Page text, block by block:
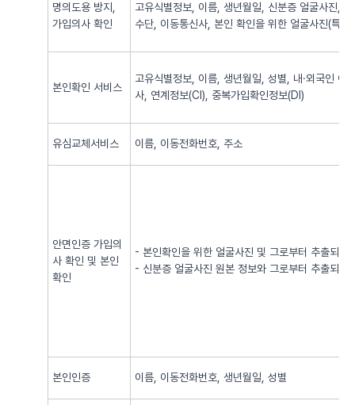
명의도용 방지,
가입의사 확인
고유식별정보, 이름, 생년월일, 신분증 얼굴사진,
수단, 이동통신사, 본인 확인을 위한 얼굴사진(특징
본인확인 서비스
고유식별정보, 이름, 생년월일, 성별, 내·외국인
사, 연계정보(CI), 중복가입확인정보(DI)
유심교체서비스 이름, 이동전화번호, 주소
안면인증 가입의
사 확인 및 본인
확인
- 본인확인을 위한 얼굴사진 및 그로부터 추출되어
- 신분증 얼굴사진 원본 정보와 그로부터 추출되어
본인인증 이름, 이동전화번호, 생년월일, 성별